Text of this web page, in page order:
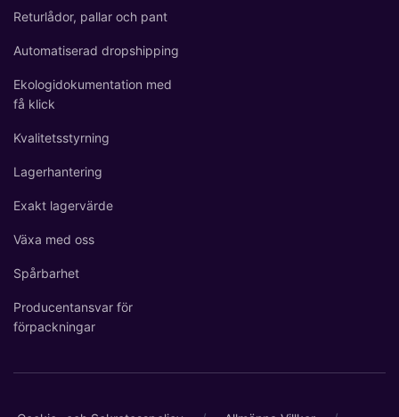
Returlådor, pallar och pant
Automatiserad dropshipping
Ekologidokumentation med
få klick
Kvalitetsstyrning
Lagerhantering
Exakt lagervärde
Växa med oss
Spårbarhet
Producentansvar för
förpackningar